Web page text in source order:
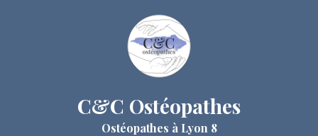
C&C Ostéopathes
Ostéopathes à Lyon 8